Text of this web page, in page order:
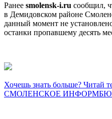
Ранее smolensk-i.ru сообщил,
в Демидовском районе
данный момент не
останки пропавшему десять
Хочешь знать больше? Читай
СМОЛЕНСКОЕ